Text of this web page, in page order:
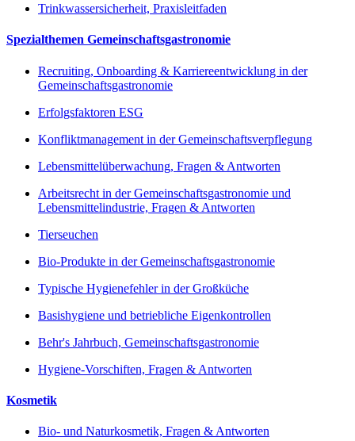
Trinkwassersicherheit, Praxisleitfaden
Spezialthemen Gemeinschaftsgastronomie
Recruiting, Onboarding & Karriereentwicklung in der
Gemeinschaftsgastronomie
Erfolgsfaktoren ESG
Konfliktmanagement in der Gemeinschaftsverpflegung
Lebensmittelüberwachung, Fragen & Antworten
Arbeitsrecht in der Gemeinschaftsgastronomie und
Lebensmittelindustrie, Fragen & Antworten
Tierseuchen
Bio-Produkte in der Gemeinschaftsgastronomie
Typische Hygienefehler in der Großküche
Basishygiene und betriebliche Eigenkontrollen
Behr's Jahrbuch, Gemeinschaftsgastronomie
Hygiene-Vorschiften, Fragen & Antworten
Kosmetik
Bio- und Naturkosmetik, Fragen & Antworten